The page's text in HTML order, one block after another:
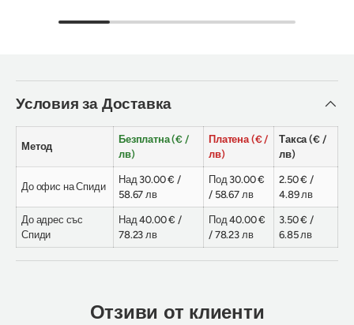
Условия за Доставка
Метод
Безплатна (€ /
лв)
Платена (€ /
лв)
Такса (€ /
лв)
До офис на Спиди
Над 30.00 € /
58.67 лв
Под 30.00 €
/ 58.67 лв
2.50 € /
4.89 лв
До адрес със
Спиди
Над 40.00 € /
78.23 лв
Под 40.00 €
/ 78.23 лв
3.50 € /
6.85 лв
Отзиви от клиенти